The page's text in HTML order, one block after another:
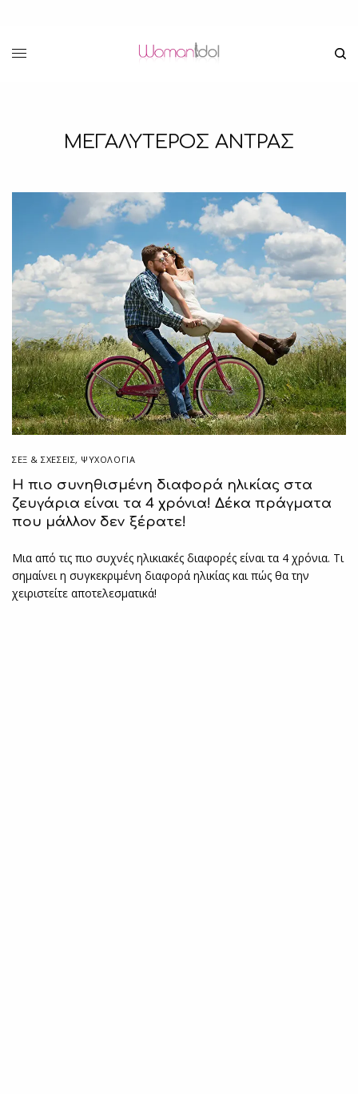
ΜΕΓΑΛΥΤΕΡΟΣ ΑΝΤΡΑΣ
ΣΕΞ & ΣΧΈΣΕΙΣ, ΨΥΧΟΛΟΓΙΑ
Η πιο συνηθισμένη διαφορά ηλικίας στα
ζευγάρια είναι τα 4 χρόνια! Δέκα πράγματα
που μάλλον δεν ξέρατε!
Μια από τις πιο συχνές ηλικιακές διαφορές είναι τα 4 χρόνια. Τι
σημαίνει η συγκεκριμένη διαφορά ηλικίας και πώς θα την
χειριστείτε αποτελεσματικά!